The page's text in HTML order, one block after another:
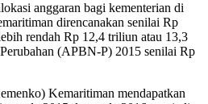
anggaran bagi kementerian di
direncanakan senilai Rp
rendah Rp 12,4 triliun atau 13,3
(APBN-P) 2015 senilai Rp
Kemaritiman mendapatkan